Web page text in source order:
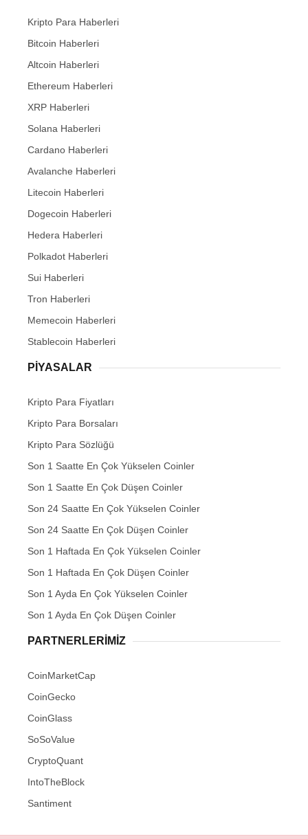
Kripto Para Haberleri
Bitcoin Haberleri
Altcoin Haberleri
Ethereum Haberleri
XRP Haberleri
Solana Haberleri
Cardano Haberleri
Avalanche Haberleri
Litecoin Haberleri
Dogecoin Haberleri
Hedera Haberleri
Polkadot Haberleri
Sui Haberleri
Tron Haberleri
Memecoin Haberleri
Stablecoin Haberleri
PIYASALAR
Kripto Para Fiyatları
Kripto Para Borsaları
Kripto Para Sözlüğü
Son 1 Saatte En Çok Yükselen Coinler
Son 1 Saatte En Çok Düşen Coinler
Son 24 Saatte En Çok Yükselen Coinler
Son 24 Saatte En Çok Düşen Coinler
Son 1 Haftada En Çok Yükselen Coinler
Son 1 Haftada En Çok Düşen Coinler
Son 1 Ayda En Çok Yükselen Coinler
Son 1 Ayda En Çok Düşen Coinler
PARTNERLERIMIZ
CoinMarketCap
CoinGecko
CoinGlass
SoSoValue
CryptoQuant
IntoTheBlock
Santiment